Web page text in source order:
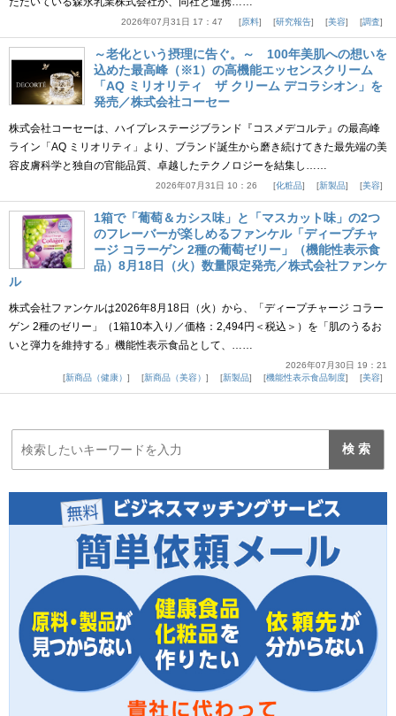
2026年07月31日 17：47 原料 研究報告 美容 調査
～老化という摂理に告ぐ。～ 100年美肌への想いを
込めた最高峰（※1）の高機能エッセンスクリーム
「AQ ミリオリティ ザ クリーム デコラシオン」を
発売／株式会社コーセー
株式会社コーセーは、ハイプレステージブランド『コスメデコルテ』の最高峰
ライン「AQ ミリオリティ」より、ブランド誕生から磨き続けてきた最先端の美
容皮膚科学と独自の官能品質、卓越したテクノロジーを結集し……
2026年07月31日 10：26 化粧品 新製品 美容
1箱で「葡萄＆カシス味」と「マスカット味」の2つ
のフレーバーが楽しめるファンケル「ディープチャ
ージ コラーゲン 2種の葡萄ゼリー」（機能性表示食
品）8月18日（火）数量限定発売／株式会社ファンケ
ル
株式会社ファンケルは2026年8月18日（火）から、「ディープチャージ コラー
ゲン 2種のゼリー」（1箱10本入り／価格：2,494円＜税込＞）を「肌のうるお
いと弾力を維持する」機能性表示食品として、……
2026年07月30日 19：21
新商品（健康）
新商品（美容） 新製品 機能性表示食品制度 美容